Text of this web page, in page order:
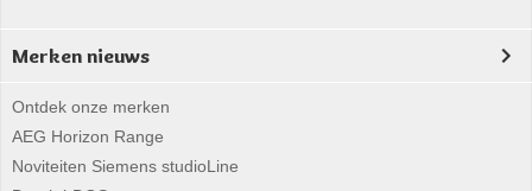
Merken nieuws
Ontdek onze merken
AEG Horizon Range
Noviteiten Siemens studioLine